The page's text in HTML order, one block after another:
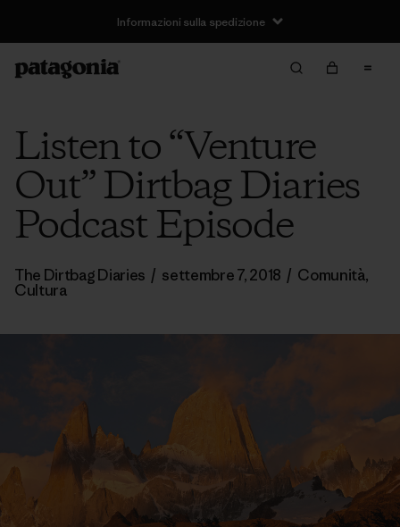
Informazioni sulla spedizione
Listen to “Venture
Out” Dirtbag Diaries
Podcast Episode
The Dirtbag Diaries / settembre 7, 2018 / Comunità,
Cultura